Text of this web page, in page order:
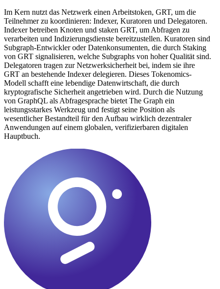
Im Kern nutzt das Netzwerk einen Arbeitstoken, GRT, um die
Teilnehmer zu koordinieren: Indexer, Kuratoren und Delegatoren.
Indexer betreiben Knoten und staken GRT, um Abfragen zu
verarbeiten und Indizierungsdienste bereitzustellen. Kuratoren sind
Subgraph-Entwickler oder Datenkonsumenten, die durch Staking
von GRT signalisieren, welche Subgraphs von hoher Qualität sind.
Delegatoren tragen zur Netzwerksicherheit bei, indem sie ihre
GRT an bestehende Indexer delegieren. Dieses Tokenomics-
Modell schafft eine lebendige Datenwirtschaft, die durch
kryptografische Sicherheit angetrieben wird. Durch die Nutzung
von GraphQL als Abfragesprache bietet The Graph ein
leistungsstarkes Werkzeug und festigt seine Position als
wesentlicher Bestandteil für den Aufbau wirklich dezentraler
Anwendungen auf einem globalen, verifizierbaren digitalen
Hauptbuch.